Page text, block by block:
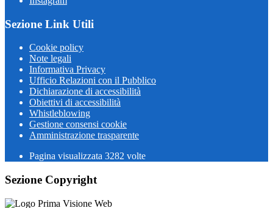
Sezione Link Utili
Cookie policy
Note legali
Informativa Privacy
Ufficio Relazioni con il Pubblico
Dichiarazione di accessibilità
Obiettivi di accessibilità
Whistleblowing
Gestione consensi cookie
Amministrazione trasparente
Pagina visualizzata 3282 volte
Sezione Copyright